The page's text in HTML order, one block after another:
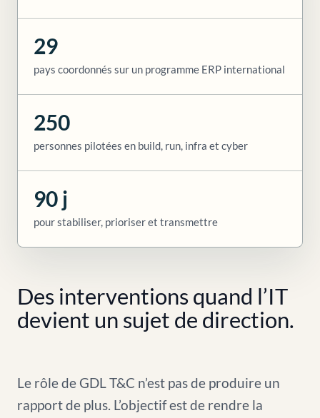
29
pays coordonnés sur un programme ERP international
250
personnes pilotées en build, run, infra et cyber
90 j
pour stabiliser, prioriser et transmettre
Des interventions quand l’IT
devient un sujet de direction.
Le rôle de GDL T&C n’est pas de produire un
rapport de plus. L’objectif est de rendre la